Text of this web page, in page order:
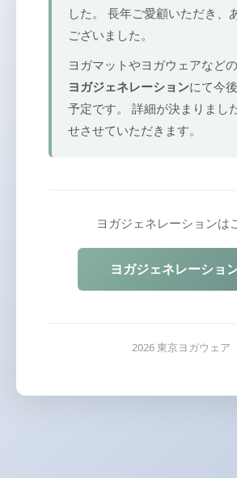
した。 長年ご愛顧いただき、
ございました。
ヨガマットやヨガウェアなどの
ヨガジェネレーションにて今
予定です。 詳細が決まりまし
せさせていただきます。
ヨガジェネレーションは
ヨガジェネレーショ
2026 東京ヨガウェア